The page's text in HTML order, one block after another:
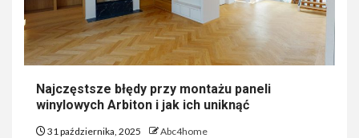
Najczęstsze błędy przy montażu paneli
winylowych Arbiton i jak ich uniknąć
31 października, 2025 Abc4home